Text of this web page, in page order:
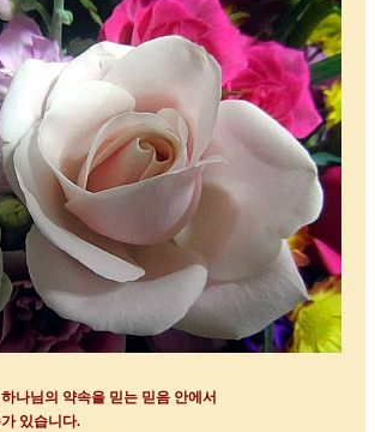
나님의 약속을 믿는 믿음 안에서
있습니다.